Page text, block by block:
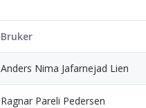
Bruker
Anders Nima Jafarnejad Lien
Ragnar Pareli Pedersen